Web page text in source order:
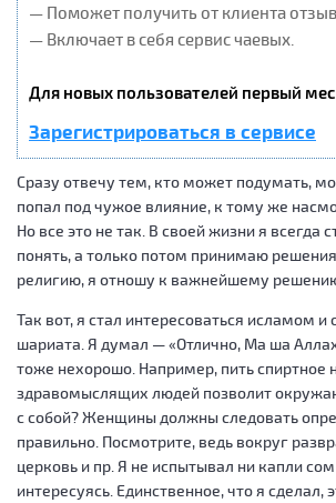
— Поможет получить от клиента
— Включает в себя сервис чаевых.
Для новых пользователей первый
Зарегистрироваться в сервисе
Сразу отвечу тем, кто может подумать,
попал под чужое влияние, к тому же
Но все это не так. В своей жизни я всегда
понять, а только потом принимаю
религию, я отношу к важнейшему
Так вот, я стал интересоваться исламом
шариата. Я думал — «Отлично, Ма ша
тоже нехорошо. Например, пить спиртное
здравомыслящих людей позволит
с собой? Женщины должны следовать
правильно. Посмотрите, ведь вокруг
церковь и пр. Я не испытывал ни капли
интересуясь. Единственное, что я